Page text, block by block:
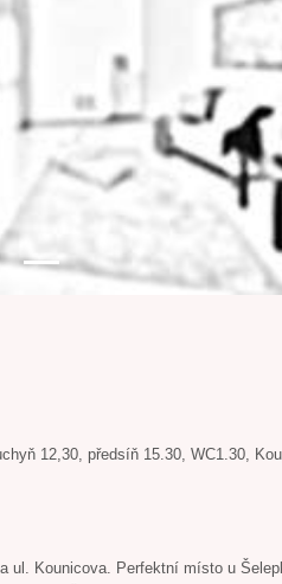
12,30, předsíň 15.30, WC1.30,
ul. Kounicova. Perfektní místo u